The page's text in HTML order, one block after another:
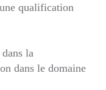
qualification
la
dans le domaine